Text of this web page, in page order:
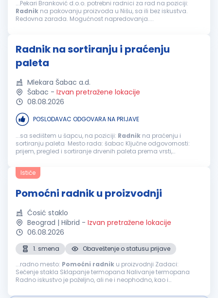
...Pekari Branković d.o.o. potrebni radnici za rad na poziciji:
Radnik na pakovanju proizvoda u Nišu, sa ili bez iskustva.
Redovna zarada. Mogućnost napredovanja....
Radnik na sortiranju i praćenju
paleta
Mlekara Šabac a.d.
Šabac - Izvan pretražene lokacije
08.08.2026
POSLODAVAC ODGOVARA NA PRIJAVE
...sa sedištem u šapcu, na poziciji: Radnik na praćenju i
sortiranju paleta Mesto rada: šabac Ključne odgovornosti:
prijem, pregled i sortiranje drvenih paleta prema vrsti,
ispravne, oštećene...
Ističe
Pomoćni radnik u proizvodnji
Ćosić staklo
Beograd | Hibrid - Izvan pretražene lokacije
06.08.2026
1. smena
Obaveštenje o statusu prijave
...radno mesto: Pomoćni radnik u proizvodnji Zadaci:
Sečenje stakla Sklapanje termopana Nalivanje termopana
Radno iskustvo je poželjno, ali ne i neophodno, kao i
dogovoru. Obezbeđen topli obrok. Prijava...